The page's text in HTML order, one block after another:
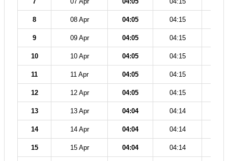
8 08 Apr 04:05 04:15
9 09 Apr 04:05 04:15
10 10 Apr 04:05 04:15
11 11 Apr 04:05 04:15
12 12 Apr 04:05 04:15
13 13 Apr 04:04 04:14
14 14 Apr 04:04 04:14
15 15 Apr 04:04 04:14